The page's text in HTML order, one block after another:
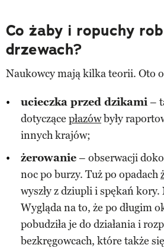
Co żaby i ropuchy
drzewach?
Naukowcy mają kilka teorii. Oto
ucieczka przed dzikami–
dotyczące płazówbyły
innych krajów;
żerowanie– obserwacji
noc po burzy. Tuż po opadach
wyszły z dziupli i spękań
Wygląda na to, że po długim
pobudziła je do działania i
bezkręgowcach, które także